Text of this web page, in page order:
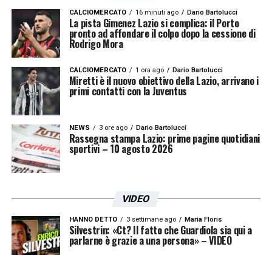
CALCIOMERCATO 16 minuti ago Dario Bartolucci
La pista Gimenez Lazio si complica: il Porto
pronto ad affondare il colpo dopo la cessione di
Rodrigo Mora
CALCIOMERCATO 1 ora ago Dario Bartolucci
Miretti è il nuovo obiettivo della Lazio, arrivano i
primi contatti con la Juventus
NEWS 3 ore ago Dario Bartolucci
Rassegna stampa Lazio: prime pagine quotidiani
sportivi – 10 agosto 2026
VIDEO
HANNO DETTO 3 settimane ago Maria Floris
Silvestrin: «Ct? Il fatto che Guardiola sia qui a
parlarne è grazie a una persona» – VIDEO